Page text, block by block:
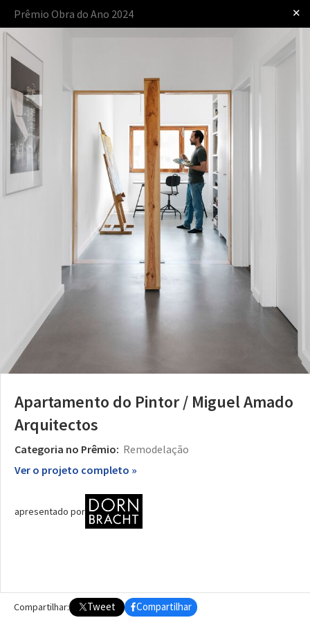
Iniciar sessão
apresentado por
O Prêmio O Processo As Regras
Prêmio Obra do Ano 2024 ✕
Apartamento do Pintor / Miguel Amado
Arquitectos
Categoria no Prêmio: Remodelação
Ver o projeto completo »
apresentado por
Compartilhar: Tweet Compartilhar